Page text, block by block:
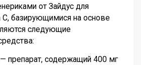
от Зайдус для
С, базирующимися на основе
следующие
препарат, содержащий 400 мг